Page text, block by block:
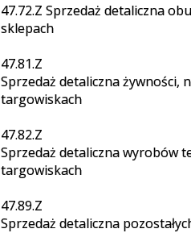
47.72.Z Sprzedaż detaliczna
sklepach
47.81.Z
Sprzedaż detaliczna
targowiskach
47.82.Z
Sprzedaż detaliczna wyrobów
targowiskach
47.89.Z
Sprzedaż detaliczna